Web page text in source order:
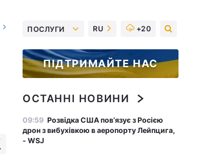
ПОСЛУГИ RU +20
ПІДТРИМАЙТЕ НАС
ОСТАННІ НОВИНИ
09:59 Розвідка США пов’язує з Росією
дрон з вибухівкою в аеропорту Лейпцига,
- WSJ